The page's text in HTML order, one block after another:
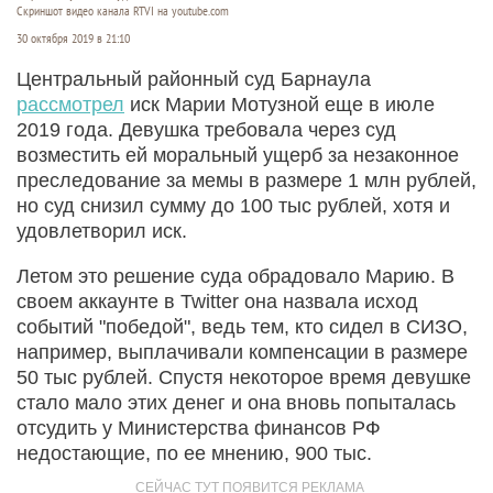
Скриншот видео канала RTVI на youtube.com
30 октября 2019 в 21:10
Центральный районный суд Барнаула
рассмотрел иск Марии Мотузной еще в июле
2019 года. Девушка требовала через суд
возместить ей моральный ущерб за незаконное
преследование за мемы в размере 1 млн рублей,
но суд снизил сумму до 100 тыс рублей, хотя и
удовлетворил иск.
Летом это решение суда обрадовало Марию. В
своем аккаунте в Twitter она назвала исход
событий "победой", ведь тем, кто сидел в СИЗО,
например, выплачивали компенсации в размере
50 тыс рублей. Спустя некоторое время девушке
стало мало этих денег и она вновь попыталась
отсудить у Министерства финансов РФ
недостающие, по ее мнению, 900 тыс.